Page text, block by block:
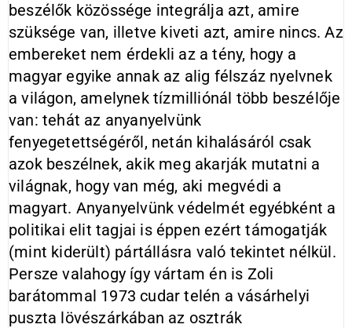
beszélők közössége integrálja azt, amire
szüksége van, illetve kiveti azt, amire nincs. Az
embereket nem érdekli az a tény, hogy a
magyar egyike annak az alig félszáz nyelvnek
a világon, amelynek tízmilliónál több beszélője
van: tehát az anyanyelvünk
fenyegetettségéről, netán kihalásáról csak
azok beszélnek, akik meg akarják mutatni a
világnak, hogy van még, aki megvédi a
magyart. Anyanyelvünk védelmét egyébként a
politikai elit tagjai is éppen ezért támogatják
(mint kiderült) pártállásra való tekintet nélkül.
Persze valahogy így vártam én is Zoli
barátommal 1973 cudar telén a vásárhelyi
puszta lövészárkában az osztrák